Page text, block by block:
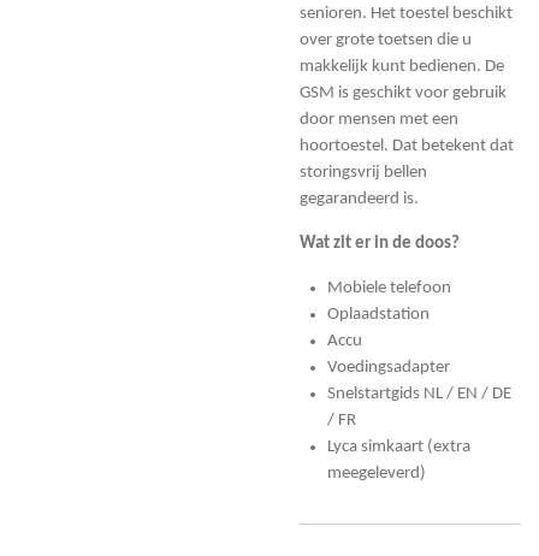
senioren. Het toestel beschikt
over grote toetsen die u
makkelijk kunt bedienen. De
GSM is geschikt voor gebruik
door mensen met een
hoortoestel. Dat betekent dat
storingsvrij bellen
gegarandeerd is.
Wat zit er in de doos?
Mobiele telefoon
Oplaadstation
Accu
Voedingsadapter
Snelstartgids NL / EN / DE
/ FR
Lyca simkaart (extra
meegeleverd)